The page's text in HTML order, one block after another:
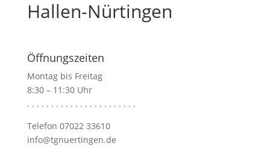
Hallen-Nürtingen
Öffnungszeiten
Montag bis Freitag
8:30 – 11:30 Uhr
. . . . . . . . . . . . . . . . . . . . . . .
Telefon 07022 33610
info@tgnuertingen.de